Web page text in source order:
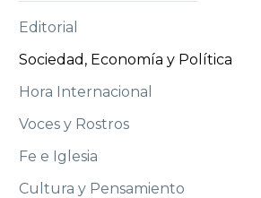
Editorial
Sociedad, Economía y Política
Hora Internacional
Voces y Rostros
Fe e Iglesia
Cultura y Pensamiento